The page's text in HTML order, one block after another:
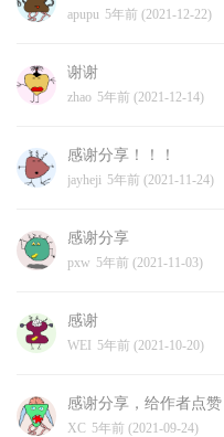
apupu 5年前 (2021-12-22)
谢谢
zhao 5年前 (2021-12-14)
感谢分享！！！
jayheji 5年前 (2021-11-24)
感谢分享
pxw 5年前 (2021-11-03)
感谢
WEI 5年前 (2021-10-20)
感谢分享，给作者点赞
XC 5年前 (2021-09-24)